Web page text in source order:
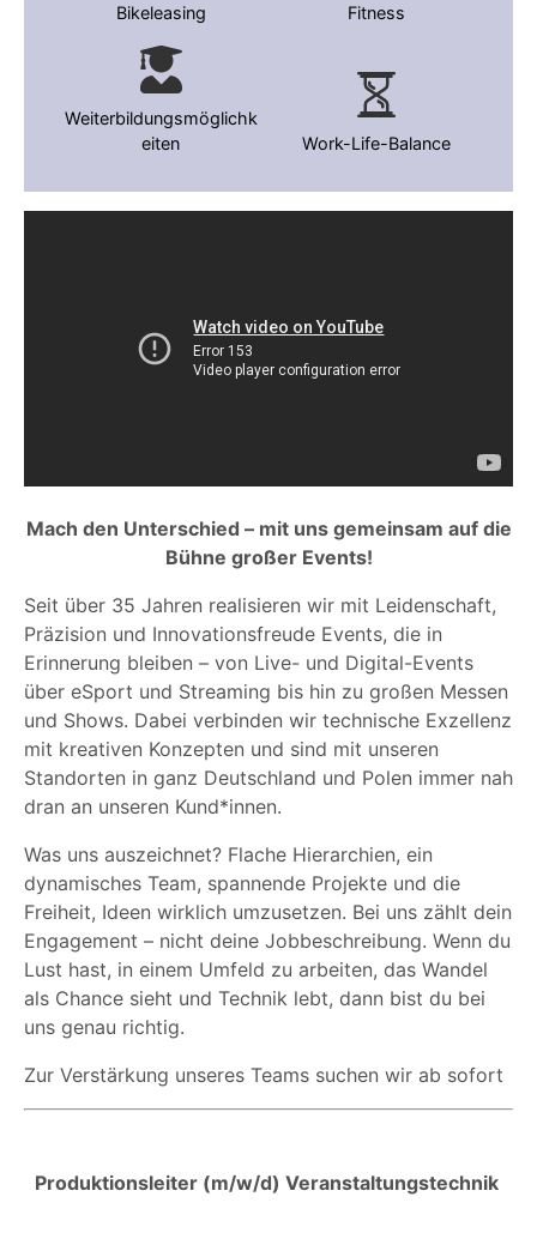
Mach den Unterschied – mit uns gemeinsam auf die
Bühne großer Events!
Seit über 35 Jahren realisieren wir mit Leidenschaft,
Präzision und Innovationsfreude Events, die in
Erinnerung bleiben – von Live- und Digital-Events
über eSport und Streaming bis hin zu großen Messen
und Shows. Dabei verbinden wir technische Exzellenz
mit kreativen Konzepten und sind mit unseren
Standorten in ganz Deutschland und Polen immer nah
dran an unseren Kund*innen.
Was uns auszeichnet? Flache Hierarchien, ein
dynamisches Team, spannende Projekte und die
Freiheit, Ideen wirklich umzusetzen. Bei uns zählt dein
Engagement – nicht deine Jobbeschreibung. Wenn du
Lust hast, in einem Umfeld zu arbeiten, das Wandel
als Chance sieht und Technik lebt, dann bist du bei
uns genau richtig.
Zur Verstärkung unseres Teams suchen wir ab sofort
Produktionsleiter (m/w/d) Veranstaltungstechnik
Bikeleasing Fitness
Weiterbildungsmöglichk
eiten
Work-Life-Balance